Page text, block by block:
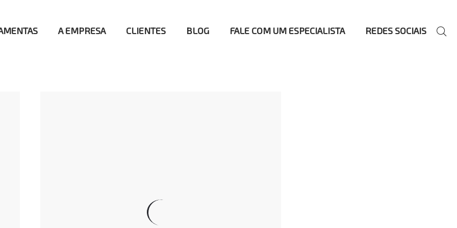
A EMPRESA CLIENTES BLOG FALE COM UM ESPECIALISTA REDES SOCIAIS